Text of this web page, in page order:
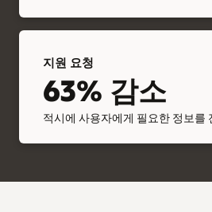
지원 요청
63% 감소
적시에 사용자에게 필요한 정보를